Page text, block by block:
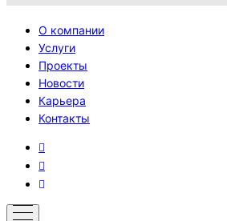
О компании
Услуги
Проекты
Новости
Карьера
Контакты